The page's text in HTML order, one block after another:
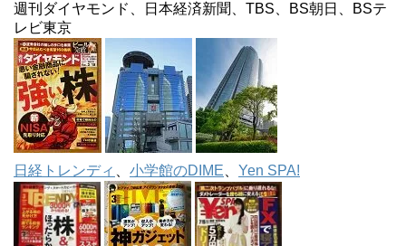
週刊ダイヤモンド、日本経済新聞、TBS、BS朝日、BSテ
レビ東京
日経トレンディ 小学館のDIME Yen SPA!